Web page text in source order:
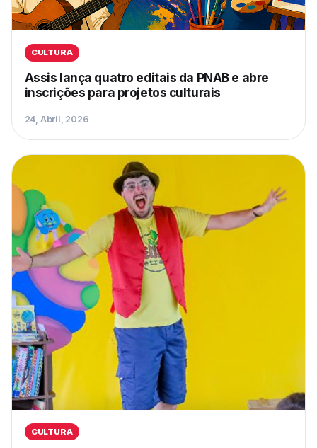
CULTURA
Assis lança quatro editais da PNAB e abre
inscrições para projetos culturais
24, Abril, 2026
CULTURA